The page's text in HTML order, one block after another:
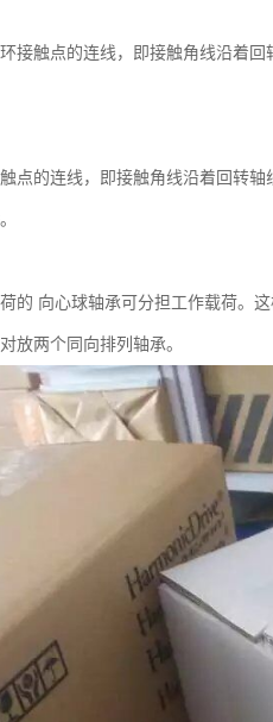
接触点的连线，即接触角线沿着
点的连线，即接触角线沿着回转
的 向心球轴承可分担工作载荷。
放两个同向排列轴承。